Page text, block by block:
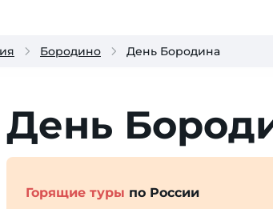
Бородино День Бородина
День
Горящие туры по России